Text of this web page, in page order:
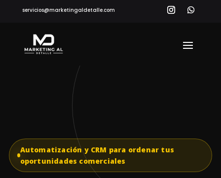
servicios@marketingaldetalle.com
Automatización y CRM para ordenar tus
oportunidades comerciales